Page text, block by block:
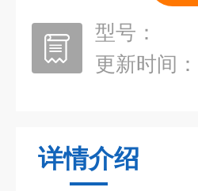
型号：
更新时间：
详情介绍